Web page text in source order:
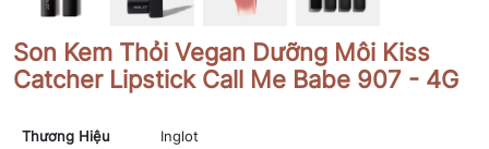
Son Kem Thỏi Vegan Dưỡng Môi Kiss
Catcher Lipstick Call Me Babe 907 - 4G
Thương Hiệu Inglot